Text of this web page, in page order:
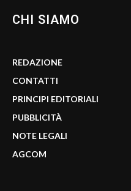
CHI SIAMO
REDAZIONE
CONTATTI
PRINCIPI EDITORIALI
PUBBLICITÀ
NOTE LEGALI
AGCOM